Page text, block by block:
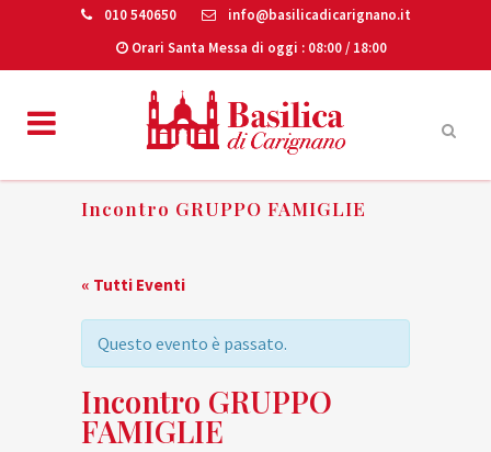
010 540650
info@basilicadicarignano.it
Orari Santa Messa di oggi : 08:00 / 18:00
Incontro GRUPPO FAMIGLIE
« Tutti Eventi
Questo evento è passato.
Incontro GRUPPO
FAMIGLIE